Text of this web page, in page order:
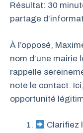
Résultat: 30
partage
À l’opposé,
nom d’une mairie
rappelle
note le contact.
opportunité
Clarifiez